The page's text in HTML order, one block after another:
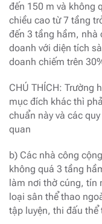
đến 150 m và không
chiều cao từ 7 tầng
đến 3 tầng hầm, nhà
doanh với diện tích
doanh chiếm trên
CHÚ THÍCH: Trường
mục đích khác thì
chuẩn này và các
quan
b) Các nhà công
không quá 3 tầng
làm nơi thờ cúng, tín
loại sân thể thao
tập luyện, thi đấu thể